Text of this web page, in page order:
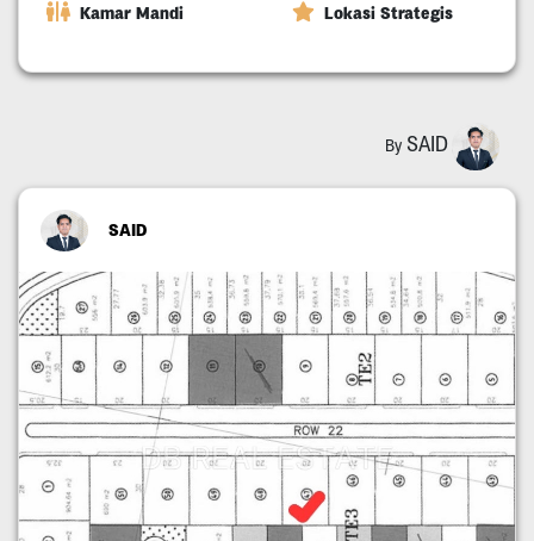
Kamar Mandi Lokasi Strategis
By SAID
SAID